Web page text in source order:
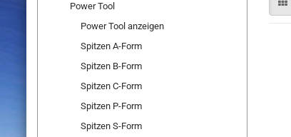
Power Tool
Power Tool anzeigen
Spitzen A-Form
Spitzen B-Form
Spitzen C-Form
Spitzen P-Form
Spitzen S-Form